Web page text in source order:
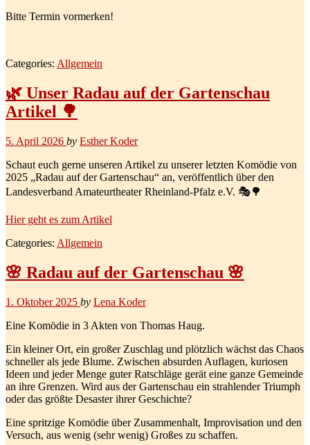
Bitte Termin vormerken!
Categories: Allgemein
🌿 Unser Radau auf der Gartenschau
Artikel 🌳
5. April 2026 by Esther Koder
Schaut euch gerne unseren Artikel zu unserer letzten Komödie von
2025 „Radau auf der Gartenschau“ an, veröffentlich über den
Landesverband Amateurtheater Rheinland-Pfalz e.V. 🎭🌳
Hier geht es zum Artikel
Categories: Allgemein
🌸 Radau auf der Gartenschau 🌸
1. Oktober 2025 by Lena Koder
Eine Komödie in 3 Akten von Thomas Haug.
Ein kleiner Ort, ein großer Zuschlag und plötzlich wächst das Chaos
schneller als jede Blume. Zwischen absurden Auflagen, kuriosen
Ideen und jeder Menge guter Ratschläge gerät eine ganze Gemeinde
an ihre Grenzen. Wird aus der Gartenschau ein strahlender Triumph
oder das größte Desaster ihrer Geschichte?
Eine spritzige Komödie über Zusammenhalt, Improvisation und den
Versuch, aus wenig (sehr wenig) Großes zu schaffen.